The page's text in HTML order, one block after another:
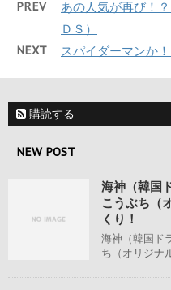
PREV
あの人気が再び！
ＤＳ）
NEXT スパイダーマンか
購読する
NEW POST
海神（韓国
こうぶち（
くり！
海神（韓国ド
ち（オリジナ